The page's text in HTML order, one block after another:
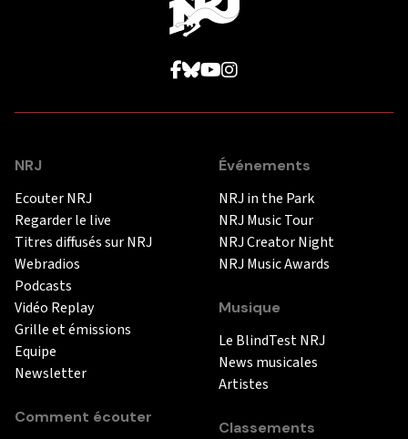
NRJ
Ecouter NRJ
Regarder le live
Titres diffusés sur NRJ
Webradios
Podcasts
Vidéo Replay
Grille et émissions
Equipe
Newsletter
Comment écouter
Événements
NRJ in the Park
NRJ Music Tour
NRJ Creator Night
NRJ Music Awards
Musique
Le BlindTest NRJ
News musicales
Artistes
Classements